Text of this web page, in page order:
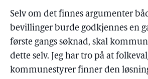
Selv om det finnes argumenter
bevillinger burde godkjennes en
første gangs søknad, skal
dette selv. Jeg har tro på at
kommunestyrer finner den